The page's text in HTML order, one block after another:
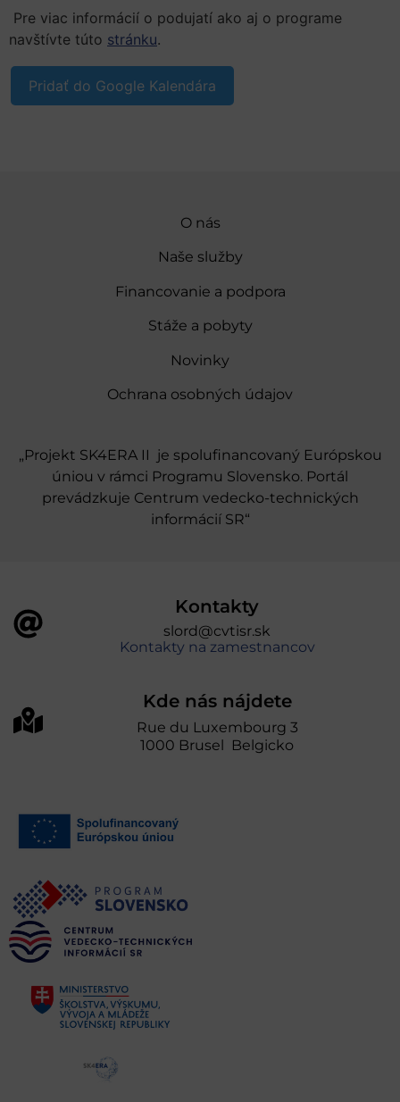
Pre viac informácií o podujatí ako aj o programe
navštívte túto stránku.
Pridať do Google Kalendára
O nás
Naše služby
Financovanie a podpora
Stáže a pobyty
Novinky
Ochrana osobných údajov
„Projekt SK4ERA II je spolufinancovaný Európskou
úniou v rámci Programu Slovensko. Portál
prevádzkuje Centrum vedecko-technických
informácií SR“
Kontakty
slord@cvtisr.sk
Kontakty na zamestnancov
Kde nás nájdete
Rue du Luxembourg 3
1000 Brusel Belgicko